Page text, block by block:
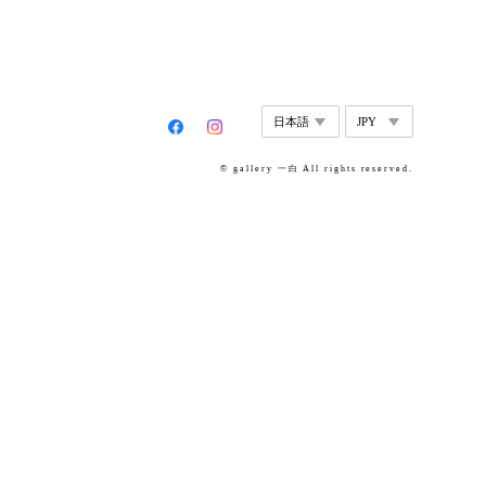
© gallery 一白 All rights reserved.